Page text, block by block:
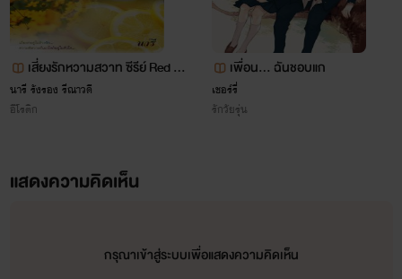
www.mebmarket.com
เผียะ!“อย่ามาตบหน้าฉัน หล่อนมันก็แค่ของเล่น” พร้อมผลักร่าง
บดบี้เท้าหนัก ๆ กับมือข้างนั้น"โอ๊ย! หนูเจ็บ...”
เหว(กาม) (ลำดับที่ 2 ในซีรี่ส์ตระกูล 3 ห.)
เสี่ยงรักหวามสวาท ซีรีย์ Red Ro
ses
นารี รังรอง รีณาวดี
อีโรติก
เพื่อน... ฉันชอบแก
เชอร์รี่
รักวัยรุ่น
แสดงความคิดเห็น
กรุณาเข้าสู่ระบบเพื่อแสดงความคิดเห็น